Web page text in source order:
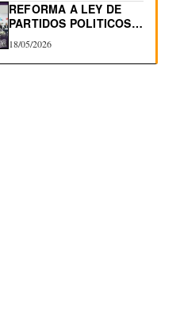
REFORMA A LEY DE
PARTIDOS POLITICOS:
RE-ELECCIÓN…
18/05/2026